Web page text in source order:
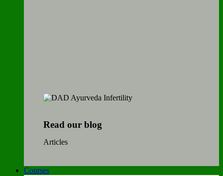
Read our blog
Articles
Courses